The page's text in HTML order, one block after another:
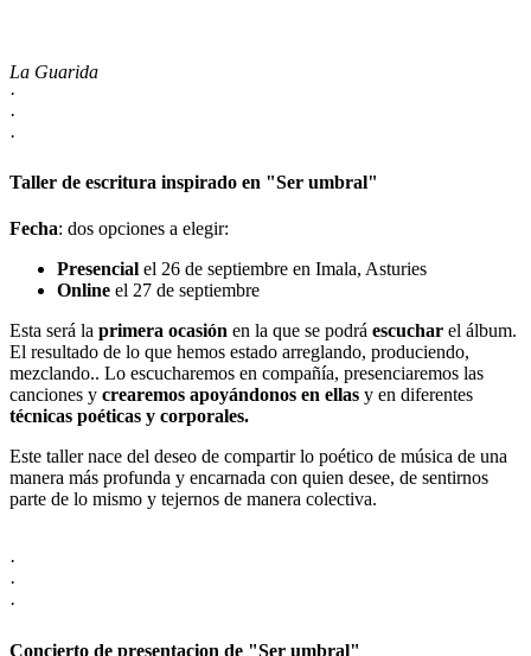
La Guarida
·
·
·
Taller de escritura inspirado en "Ser umbral"
Fecha: dos opciones a elegir:
Presencial el 26 de septiembre en Imala, Asturies
Online el 27 de septiembre
Esta será la primera ocasión en la que se podrá escuchar el álbum.
El resultado de lo que hemos estado arreglando, produciendo,
mezclando.. Lo escucharemos en compañía, presenciaremos las
canciones y crearemos apoyándonos en ellas y en diferentes
técnicas poéticas y corporales.
Este taller nace del deseo de compartir lo poético de música de una
manera más profunda y encarnada con quien desee, de sentirnos
parte de lo mismo y tejernos de manera colectiva.
·
·
·
Concierto de presentacion de "Ser umbral"